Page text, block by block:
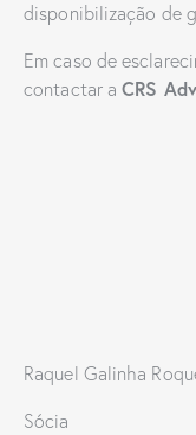
disponibilização de
Em caso de
contactar aCRS
Raquel Galinha
Sócia